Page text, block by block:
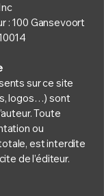
: 100 Gansevoort
sur ce site
logos…) sont
Toute
ou
est interdite
de l’éditeur.